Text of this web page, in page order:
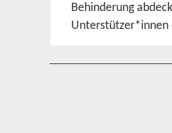
Behinderung
Unterstützer*innen